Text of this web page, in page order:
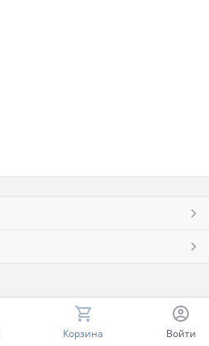
Корзина Войти